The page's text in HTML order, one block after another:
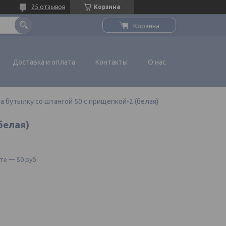
Корзина
25 отзывов
Корзина
Доставка и оплата Контакты О нас
бутылку со штангой 50 с прищепкой-2 (белая)
— 50 руб